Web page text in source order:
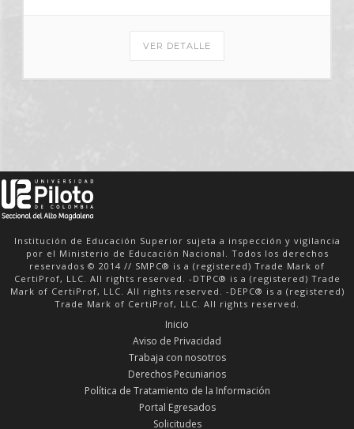
DÍA DEL INGENIERO E
INGENIERA DE SISTEMAS
VER DETALLE